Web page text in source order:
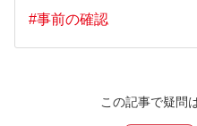
#事前の確認
この記事で疑問